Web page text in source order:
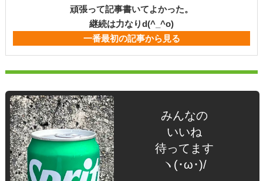
頑張って記事書いてよかった。
継続は力なりd(^_^o)
一番最初の記事から見る
みんなの
いいね
待ってます
ヽ(･ω･)/